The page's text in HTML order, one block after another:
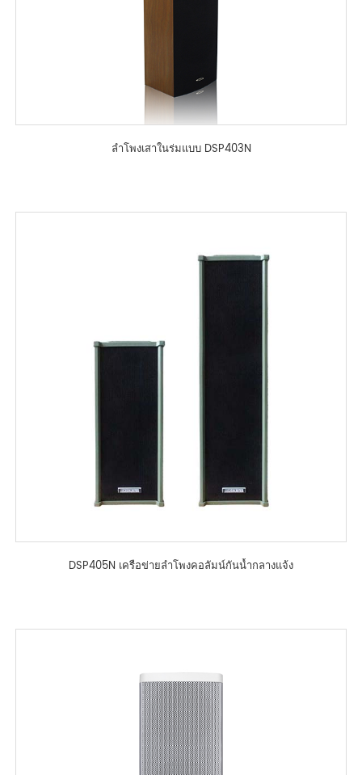
ลำโพงเสาในร่มแบบ DSP403N
DSP405N เครือข่ายลำโพงคอลัมน์กันน้ำกลางแจ้ง